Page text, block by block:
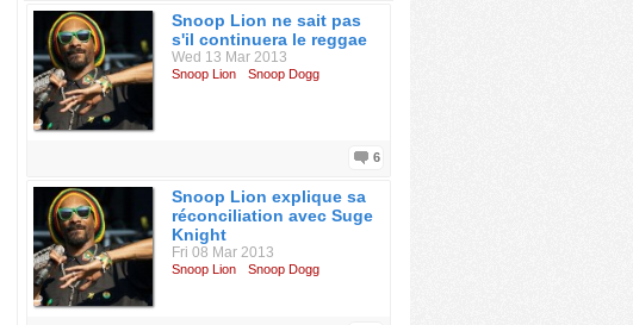
Snoop Lion ne sait pas
s'il continuera le reggae
Wed 13 Mar 2013
Snoop Lion Snoop Dogg
6
Snoop Lion explique sa
réconciliation avec Suge
Knight
Fri 08 Mar 2013
Snoop Lion Snoop Dogg